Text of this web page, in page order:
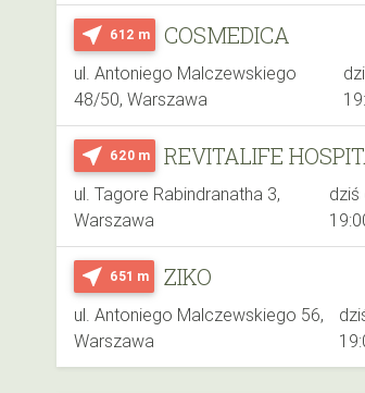
near_me 612 m COSMEDICA
ul. Antoniego Malczewskiego
48/50, Warszawa
near_me 620 m REVITALIFE
ul. Tagore Rabindranatha 3,
Warszawa
dziś
near_me 651 m ZIKO
ul. Antoniego Malczewskiego 56,
Warszawa